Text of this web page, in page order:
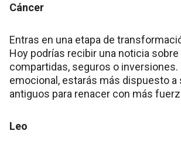
Cáncer
Entras en una etapa de
Hoy podrías recibir una noticia
compartidas, seguros o inversiones.
emocional, estarás más dispuesto a
antiguos para renacer con más
Leo